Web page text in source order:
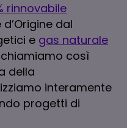
rinnovabile
dal
e gas naturale
chiamiamo così
della
interamente
progetti di